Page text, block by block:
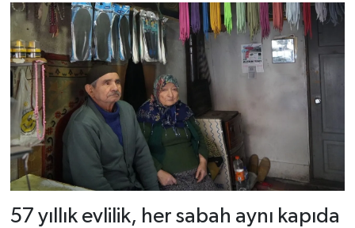
57 yıllık evlilik, her sabah aynı kapıda